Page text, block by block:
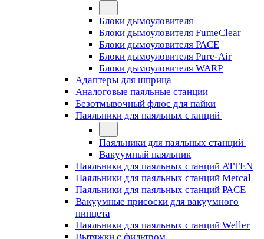
Блоки дымоуловителя
Блоки дымоуловителя FumeClear
Блоки дымоуловителя PACE
Блоки дымоуловителя Pure-Air
Блоки дымоуловителя WARP
Адаптеры для шприца
Аналоговые паяльные станции
Безотмывочный флюс для пайки
Паяльники для паяльных станций
Паяльники для паяльных станций
Вакуумный паяльник
Паяльники для паяльных станций ATTEN
Паяльники для паяльных станций Metcal
Паяльники для паяльных станций PACE
Вакуумные присоски для вакуумного
пинцета
Паяльники для паяльных станций Weller
Вытяжки с фильтром